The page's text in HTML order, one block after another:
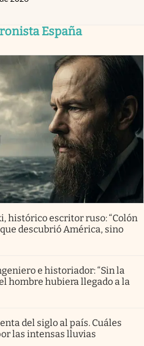
España
histórico escritor ruso: “Colón
descubrió América, sino
e historiador: “Sin la
hombre hubiera llegado a la
del siglo al país. Cuáles
las intensas lluvias